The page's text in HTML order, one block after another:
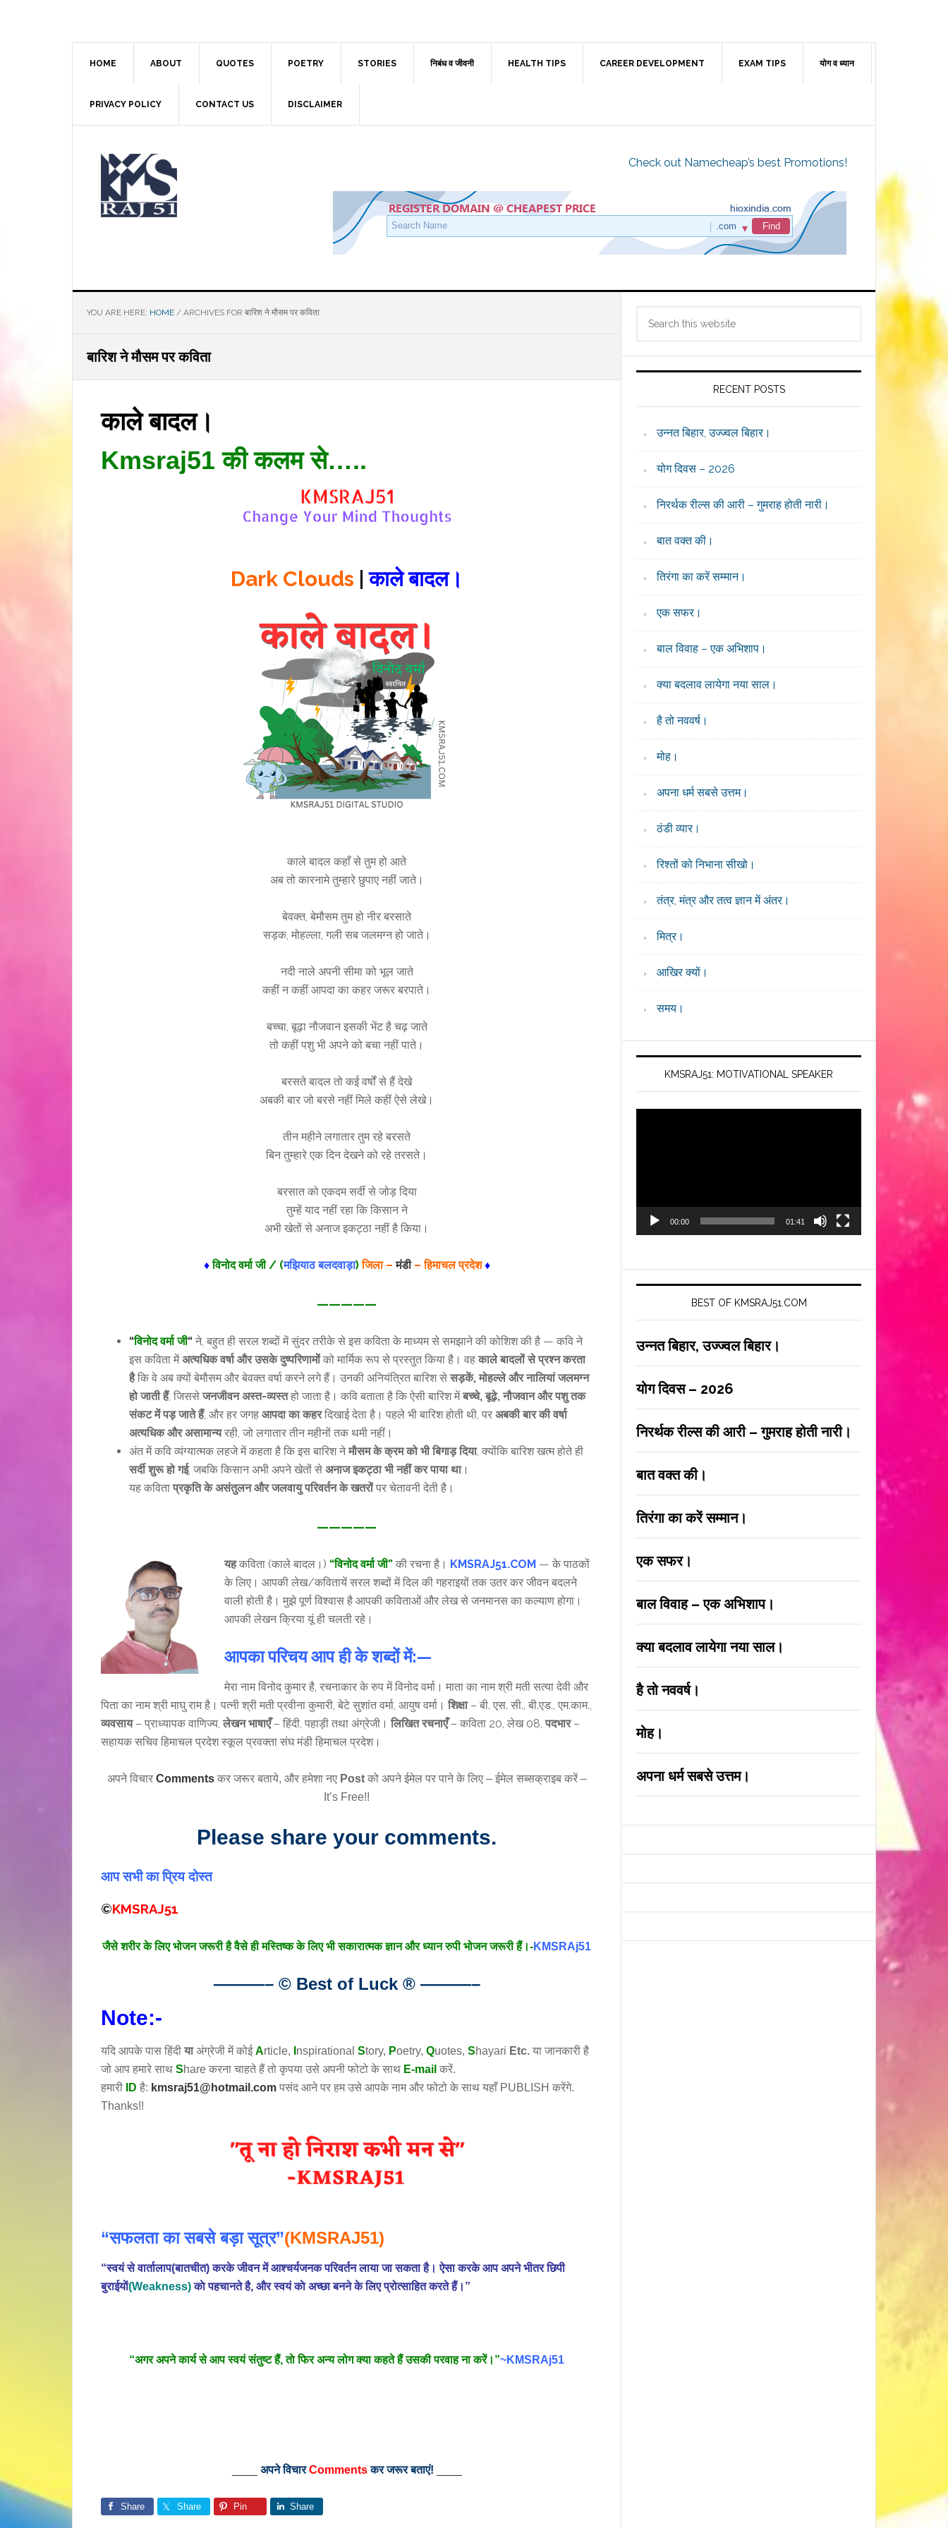
HOME ABOUT QUOTES POETRY STORIES निबंध व जीवनी HEALTH TIPS CAREER DEVELOPMENT EXAM TIPS योग व ध्यान
PRIVACY POLICY CONTACT US DISCLAIMER
Check out Namecheap’s best Promotions!
YOU ARE HERE: HOME / ARCHIVES FOR बारिश ने मौसम पर कविता
बारिश ने मौसम पर कविता
काले बादल।
Kmsraj51 की कलम से…..
Dark Clouds काले बादल।
काले बादल कहाँ से तुम हो आते
अब तो कारनामे तुम्हारे छुपाए नहीं जाते।
बेवक्त, बेमौसम तुम हो नीर बरसाते
सड़क, मोहल्ला, गली सब जलमग्न हो जाते।
नदी नाले अपनी सीमा को भूल जाते
कहीं न कहीं आपदा का कहर जरूर बरपाते।
बच्चा, बूढ़ा नौजवान इसकी भेंट है चढ़ जाते
तो कहीं पशु भी अपने को बचा नहीं पाते।
बरसते बादल तो कई वर्षों से हैं देखे
अबकी बार जो बरसे नहीं मिले कहीं ऐसे लेखे।
तीन महीने लगातार तुम रहे बरसते
बिन तुम्हारे एक दिन देखने को रहे तरसते।
बरसात को एकदम सर्दी से जोड़ दिया
तुम्हें याद नहीं रहा कि किसान ने
अभी खेतों से अनाज इकट्ठा नहीं है किया।
♦विनोद वर्मा जी / (मझियाठ बलदवाड़ा)जिला –मंडी– हिमाचल प्रदेश ♦
—————
“विनोद वर्मा जी“ ने, बहुत ही सरल शब्दों में सुंदर तरीके से इस कविता के माध्यम से समझाने की कोशिश की है — कवि ने
इस कविता मेंअत्यधिक वर्षा और उसके दुष्परिणामोंको मार्मिक रूप से प्रस्तुत किया है। वहकाले बादलों से प्रश्न करता
हैकि वे अब क्यों बेमौसम और बेवक्त वर्षा करने लगे हैं। उनकी अनियंत्रित बारिश सेसड़कें, मोहल्ले और नालियां जलमग्न
हो जाती हैं, जिससेजनजीवन अस्त-व्यस्तहो जाता है। कवि बताता है कि ऐसी बारिश मेंबच्चे, बूढ़े, नौजवान और पशु तक
संकट में पड़ जाते हैं, और हर जगह आपदा का कहरदिखाई देता है। पहले भी बारिश होती थी, पर अबकी बार की वर्षा
अत्यधिक और असामान्यरही, जो लगातार तीन महीनों तक थमी नहीं।
अंत में कवि व्यंग्यात्मक लहजे में कहता है कि इस बारिश नेमौसम के क्रम को भी बिगाड़ दिया, क्योंकि बारिश खत्म होते ही
सर्दी शुरू हो गई, जबकि किसान अभी अपने खेतों से अनाज इकट्ठा भी नहीं कर पाया था।
यह कविताप्रकृति के असंतुलन और जलवायु परिवर्तन के खतरोंपर चेतावनी देती है।
—————
यहकविता (काले बादल।) “विनोद वर्मा जी” की रचना है। KMSRAJ51.COM — के पाठकों
के लिए। आपकी लेख/कवितायें सरल शब्दों में दिल की गहराइयों तक उतर कर जीवन बदलने
वाली होती है। मुझे पूर्ण विश्वास है आपकी कविताओं और लेख से जनमानस का कल्याण होगा।
आपकी लेखन क्रिया यूं ही चलती रहे।
आपका परिचय आप ही के शब्दों में:—
मेरा नाम विनोद कुमार है, रचनाकार के रुप में विनोद वर्मा। माता का नाम श्री मती सत्या देवी और
पिता का नाम श्री माघु राम है। पत्नी श्री मती प्रवीना कुमारी, बेटे सुशांत वर्मा, आयुष वर्मा।शिक्षा– बी. एस. सी., बी.एड., एम.काम.,
व्यवसाय– प्राध्यापक वाणिज्य,लेखन भाषाएँ– हिंदी, पहाड़ी तथा अंग्रेजी।लिखित रचनाएँ– कविता 20, लेख 08,पदभार–
सहायक सचिव हिमाचल प्रदेश स्कूल प्रवक्ता संघ मंडी हिमाचल प्रदेश।
अपने विचार Commentsकर जरूर बताये, और हमेशा नए Postको अपने ईमेल पर पाने के लिए – ईमेल सब्सक्राइब करें –
It’s Free!!
Please share your comments.
आप सभी का प्रिय दोस्त
©KMSRAJ51
जैसे शरीर के लिए भोजन जरूरी है वैसे ही मस्तिष्क के लिए भी सकारात्मक ज्ञान और ध्यान रुपी भोजन जरूरी हैं।-KMSRAj51
———– © Best of Luck ® ———–
Note:-
यदि आपके पास हिंदीयाअंग्रेजी में कोईArticle, nspirational Story, Poetry, Quotes, Shayari Etc. या जानकारी है
जो आप हमारे साथ Share करना चाहते हैं तो कृपया उसे अपनी फोटो के साथ E-mail करें.
हमारी
ID है: kmsraj51@hotmail.com पसंद आने पर हम उसे आपके नाम और फोटो के साथ यहाँ PUBLISH करेंगे.
Thanks!!
“सफलता का सबसे बड़ा सूत्र”(KMSRAJ51)
“स्वयं से वार्तालाप(बातचीत) करके जीवन में आश्चर्यजनक परिवर्तन लाया जा सकता है। ऐसा करके आप अपने भीतर छिपी
बुराईयाें(Weakness)काे पहचानते है, और स्वयं काे अच्छा बनने के लिए प्रोत्साहित करते हैं।”
“अगर अपने कार्य से आप स्वयं संतुष्ट हैं, ताे फिर अन्य लोग क्या कहते हैं उसकी परवाह ना करें।”~KMSRAj51
अपने विचारCommentsकर जरूर बताएं!
Share Share Pin Share
Primary
Sidebar
RECENT POSTS
उन्नत बिहार, उज्ज्वल बिहार।
योग दिवस – 2026
निरर्थक रील्स की आरी – गुमराह होती नारी।
बात वक्त की।
तिरंगा का करें सम्मान।
एक सफर।
बाल विवाह – एक अभिशाप।
क्या बदलाव लायेगा नया साल।
है तो नववर्ष।
मोह।
अपना धर्म सबसे उत्तम।
ठंडी व्यार।
रिश्तों को निभाना सीखो।
तंत्र, मंत्र और तत्व ज्ञान में अंतर।
मित्र।
आखिर क्यों।
समय।
KMSRAJ51: MOTIVATIONAL SPEAKER
00:00 01:41
BEST OF KMSRAJ51.COM
उन्नत बिहार, उज्ज्वल बिहार।
योग दिवस – 2026
निरर्थक रील्स की आरी – गुमराह होती नारी।
बात वक्त की।
तिरंगा का करें सम्मान।
एक सफर।
बाल विवाह – एक अभिशाप।
क्या बदलाव लायेगा नया साल।
है तो नववर्ष।
मोह।
अपना धर्म सबसे उत्तम।